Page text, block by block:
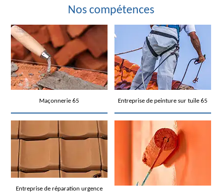
Nos compétences
Maçonnerie 65 Entreprise de peinture sur tuile 65
Entreprise de réparation urgence